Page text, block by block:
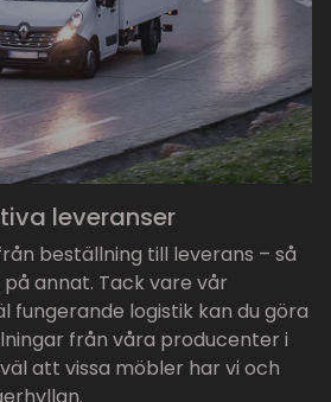
leveranser
beställning till leverans – så
annat. Tack vare vår
fungerande logistik kan du göra
från våra producenter i
att vissa möbler har vi och